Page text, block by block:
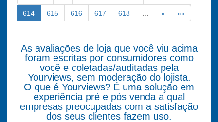
614 615 616 617 618 » »»
As avaliações de loja que você viu acima
foram escritas por consumidores como
você e coletadas/auditadas pela
Yourviews, sem moderação do lojista.
O que é Yourviews? É uma solução em
experiência pré e pós venda a qual
empresas preocupadas com a satisfação
dos seus clientes fazem uso.